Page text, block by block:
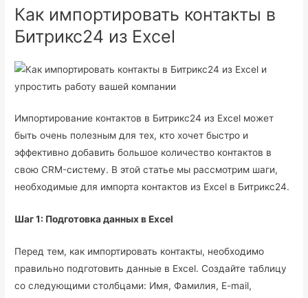
Как импортировать контакты в
Битрикс24 из Excel
Импортирование контактов в Битрикс24 из Excel может
быть очень полезным для тех, кто хочет быстро и
эффективно добавить большое количество контактов в
свою CRM-систему. В этой статье мы рассмотрим шаги,
необходимые для импорта контактов из Excel в Битрикс24.
Шаг 1: Подготовка данных в Excel
Перед тем, как импортировать контакты, необходимо
правильно подготовить данные в Excel. Создайте таблицу
со следующими столбцами: Имя, Фамилия, E-mail,